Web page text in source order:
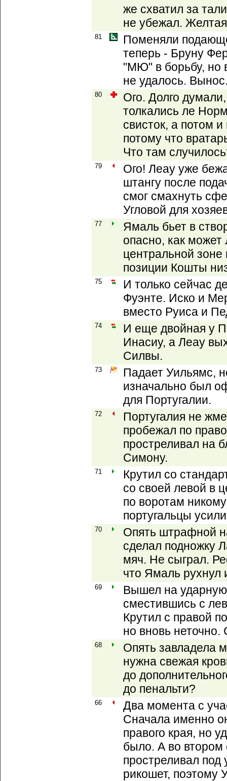
же схватил за
не убежал. Желтая
81
Поменяли
теперь - Бруну
"МЮ" в борьбу, но
не удалось.
80
Ого. Долго
толкались ле
свисток, а потом
потому что
Что там
79
Ого! Леау уже
штангу после
смог смахнуть
Угловой для
77
Ямаль бьет в
опасно, как
центральной зоне
позиции Кошты
75
И только сейчас
Фуэнте. Иско и
вместо Руиса и
74
И еще двойная у
Инасиу, а Леау
Силвы.
73
Падает Уильямс,
изначально был
для Португалии.
72
Португалия не
пробежал по
простреливал на
Симону.
71
Крутил со
со своей левой в
по воротам
португальцы
70
Опять штрафной
сделал подножку
мяч. Не сыграл.
что Ямаль рухнул
69
Вышел на
сместившись с
Крутил с правой
но вновь
68
Опять завладела
нужна свежая
до
до пенальти?
66
Два момента с
Сначала именно
правого края, но
было. А во втором
простреливал
рикошет, поэтому